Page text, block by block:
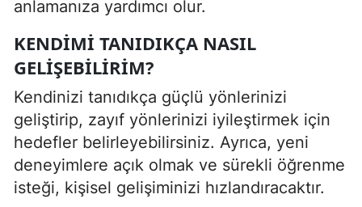
anlamanıza yardımcı olur.
KENDIMI TANIDIKÇA NASIL
GELIŞEBILIRIM?
Kendinizi tanıdıkça güçlü yönlerinizi
geliştirip, zayıf yönlerinizi iyileştirmek için
hedefler belirleyebilirsiniz. Ayrıca, yeni
deneyimlere açık olmak ve sürekli öğrenme
isteği, kişisel gelişiminizi hızlandıracaktır.